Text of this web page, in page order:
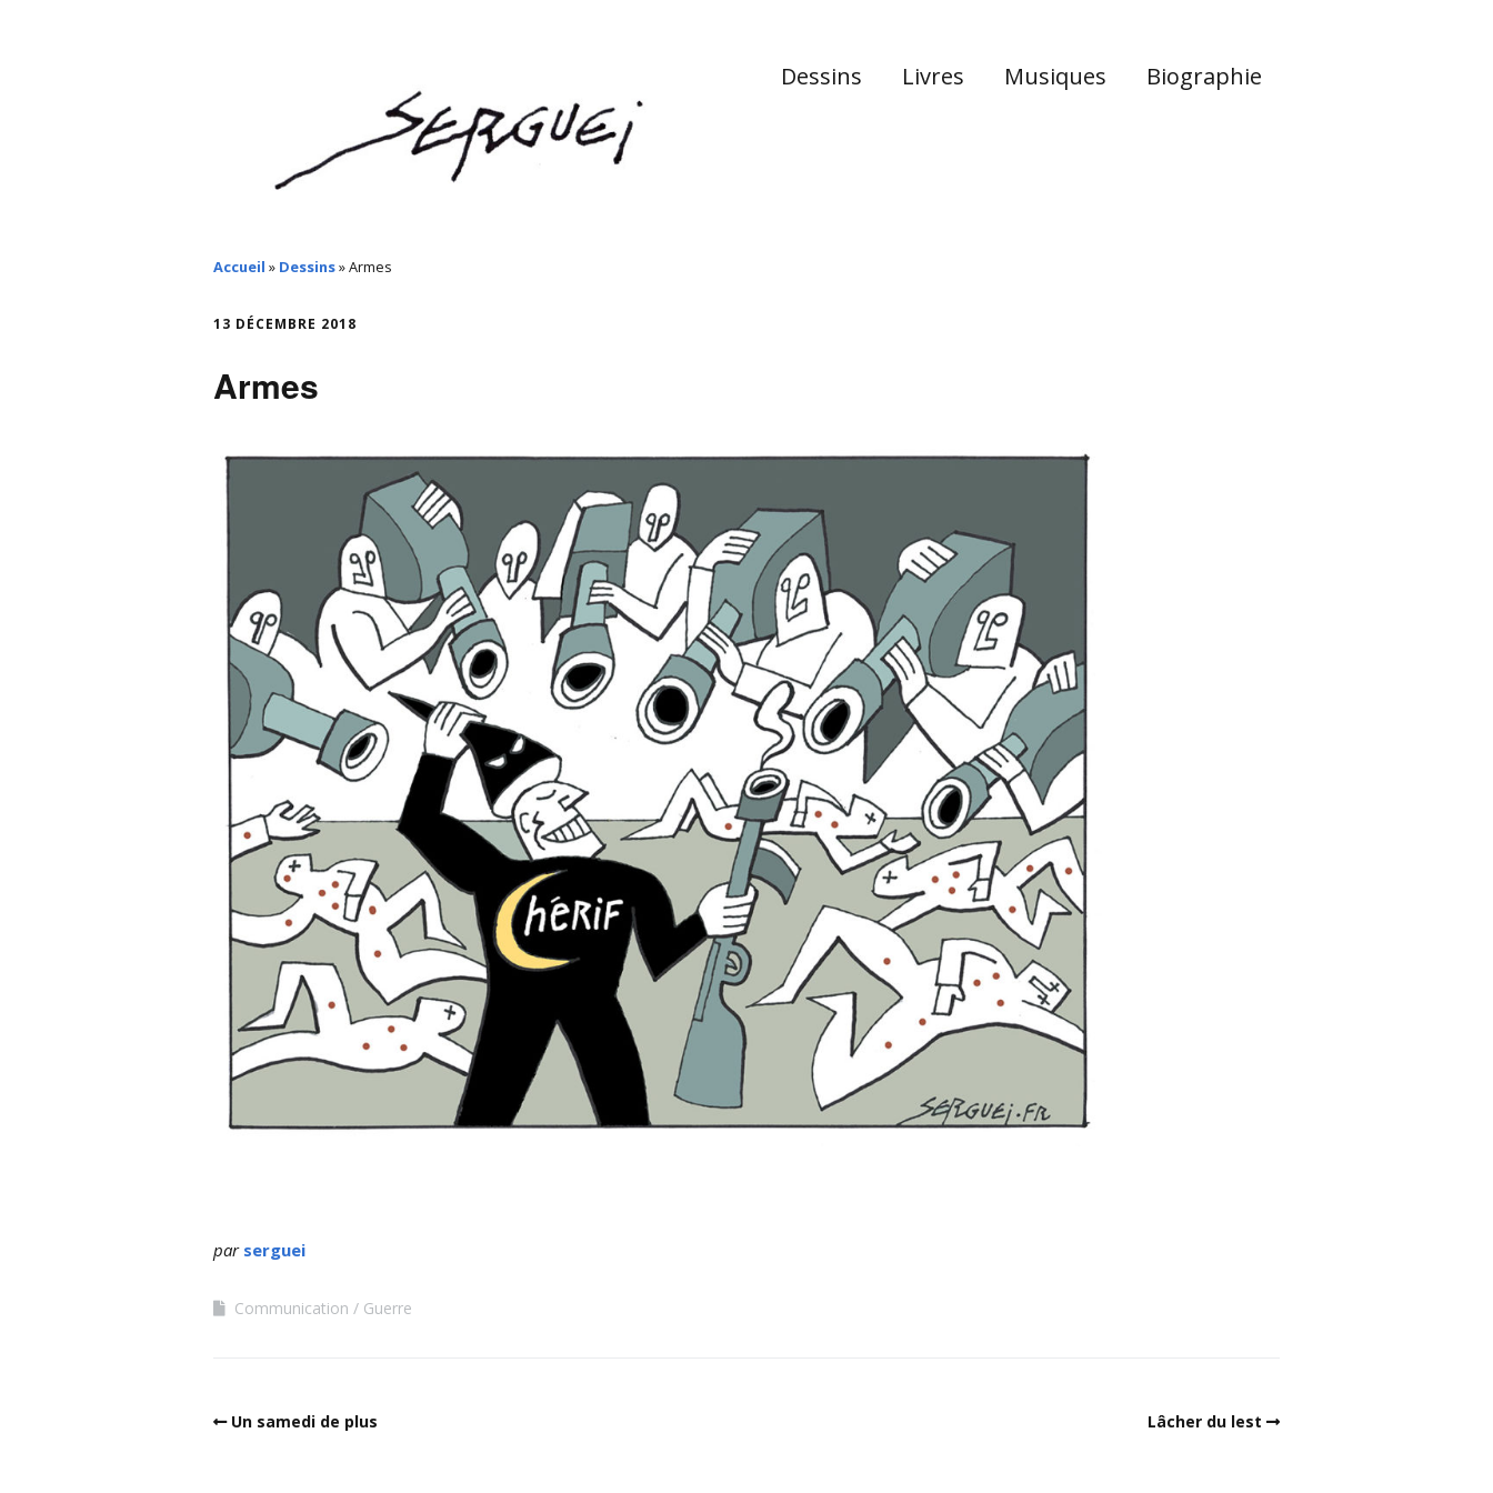
Dessins Livres Musiques Biographie
Accueil » Dessins»Armes
13 DÉCEMBRE 2018
Armes
par serguei
Communication Guerre
Un samedi de plus Lâcher du lest